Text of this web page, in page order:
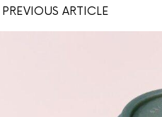
PREVIOUS ARTICLE